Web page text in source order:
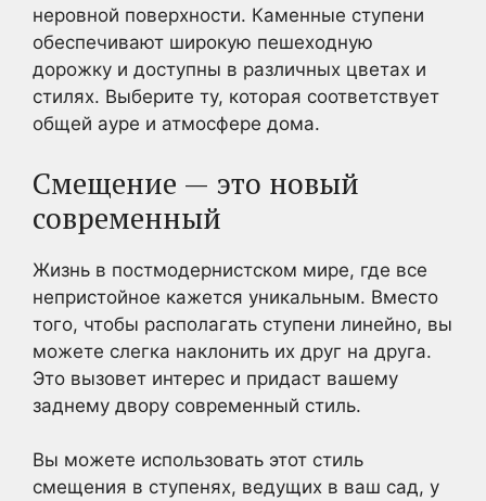
неровной поверхности. Каменные ступени
обеспечивают широкую пешеходную
дорожку и доступны в различных цветах и
стилях. Выберите ту, которая соответствует
общей ауре и атмосфере дома.
Смещение — это новый
современный
Жизнь в постмодернистском мире, где все
непристойное кажется уникальным. Вместо
того, чтобы располагать ступени линейно, вы
можете слегка наклонить их друг на друга.
Это вызовет интерес и придаст вашему
заднему двору современный стиль.
Вы можете использовать этот стиль
смещения в ступенях, ведущих в ваш сад, у